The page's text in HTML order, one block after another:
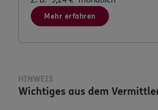
Mehr erfahren
HINWEIS
Wichtiges aus dem